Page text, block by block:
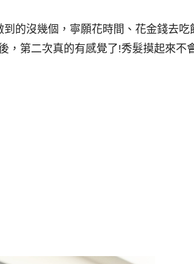
的沒幾個，寧願花時間、花金錢去吃
，第二次真的有感覺了!秀髮摸起來不